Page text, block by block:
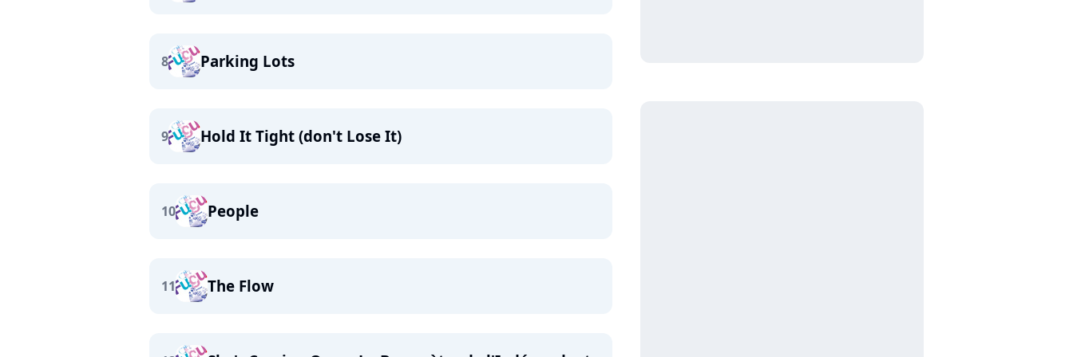
8 Parking Lots
9 Hold It Tight (don't Lose It)
10 People
11 The Flow